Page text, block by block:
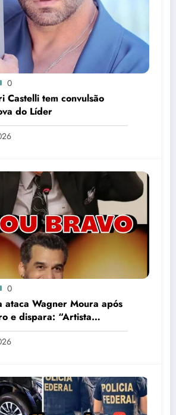
0
Castelli tem convulsão
do Líder
0
ataca Wagner Moura após
e dispara: “Artista